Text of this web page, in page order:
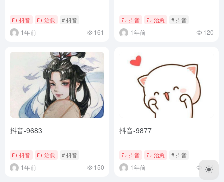
抖音 治愈 # 抖音
1年前 161
抖音 治愈 # 抖音
1年前 120
抖音-9683
抖音 治愈 # 抖音
1年前 150
抖音-9877
抖音 治愈 # 抖音
1年前 174